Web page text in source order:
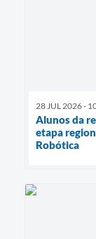
28 JUL 2026 -
Alunos da
etapa
Robótica